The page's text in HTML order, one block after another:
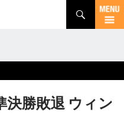
決勝敗退 ウィン